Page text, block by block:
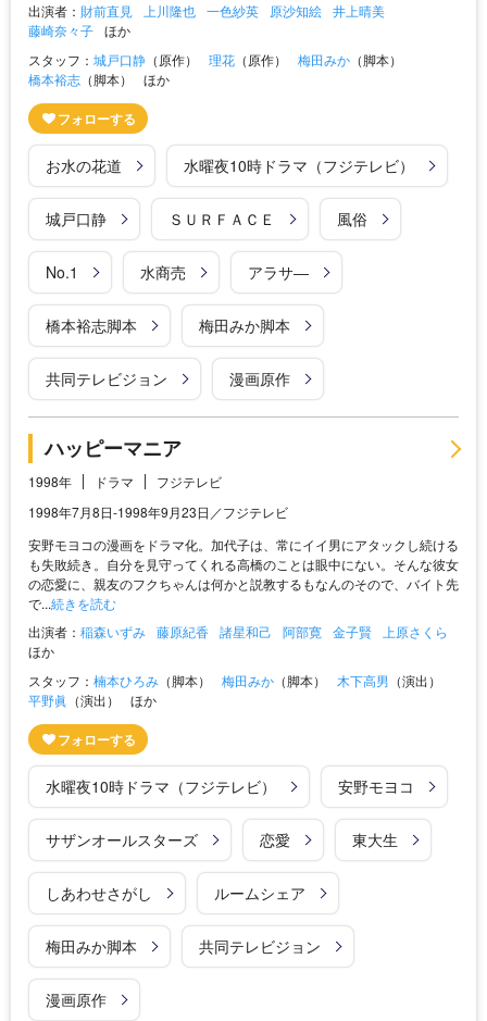
出演者： 財前直見 上川隆也 一色紗英 原沙知絵 井上晴美
藤崎奈々子 ほか
スタッフ： 城戸口静 （原作） 理花 （原作） 梅田みか （脚本）
橋本裕志 （脚本） ほか
お水の花道 水曜夜10時ドラマ（フジテレビ）
城戸口静 ＳＵＲＦＡＣＥ 風俗
No.1 水商売 アラサ―
橋本裕志脚本 梅田みか脚本
共同テレビジョン 漫画原作
ハッピーマニア
1998年 ドラマ
フジテレビ
1998年7月8日-1998年9月23日／フジテレビ
安野モヨコの漫画をドラマ化。加代子は、常にイイ男にアタックし続ける
も失敗続き。自分を見守ってくれる高橋のことは眼中にない。そんな彼女
の恋愛に、親友のフクちゃんは何かと説教するもなんのそので、バイト先
で...続きを読む
出演者： 稲森いずみ 藤原紀香 諸星和己 阿部寛 金子賢 上原さくら
ほか
スタッフ： 楠本ひろみ （脚本） 梅田みか （脚本） 木下高男 （演出）
平野眞 （演出） ほか
水曜夜10時ドラマ（フジテレビ） 安野モヨコ
サザンオールスターズ 恋愛 東大生
しあわせさがし ルームシェア
梅田みか脚本 共同テレビジョン
漫画原作